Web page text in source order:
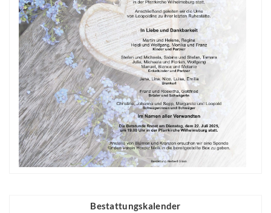
Bestattungskalender